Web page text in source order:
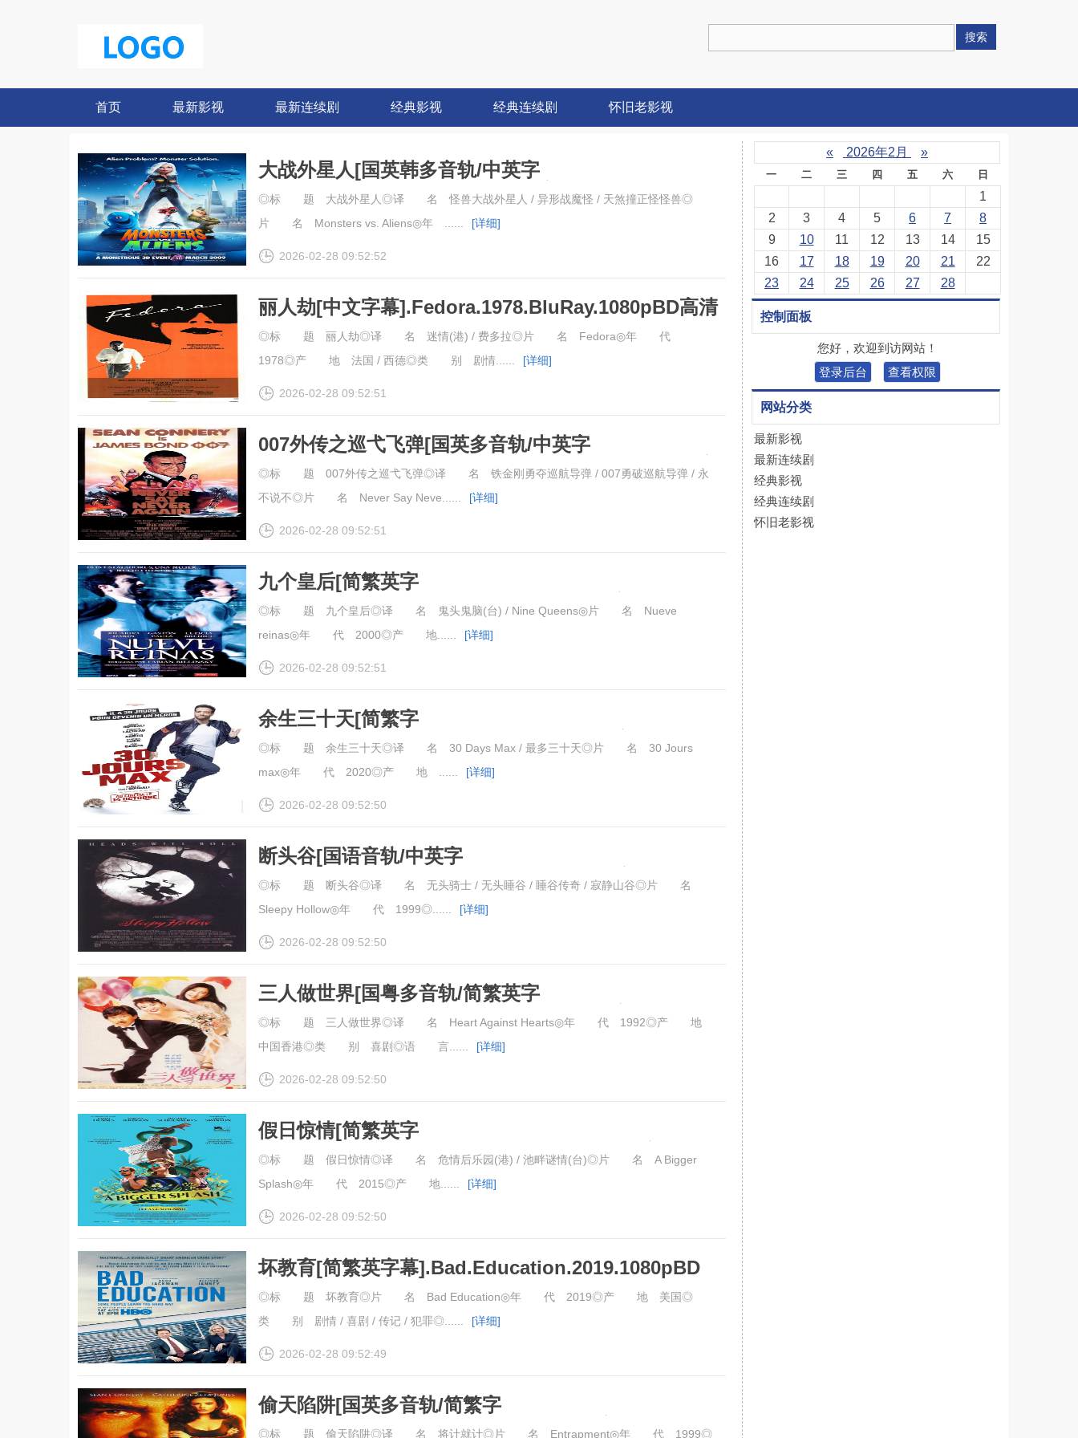
搜索
首页 最新影视 最新连续剧 经典影视 经典连续剧 怀旧老影视
大战外星人[国英韩多音轨/中英字
幕].Monsters.vs.Aliens.2009BD高清
◎标 题 大战外星人◎译 名 怪兽大战外星人 / 异形战魔怪 / 天煞撞正怪怪兽◎
片 名 Monsters vs. Aliens◎年 ......
[详细]
2026-02-28 09:52:52
丽人劫[中文字幕].Fedora.1978.BluRay.1080pBD高清
◎标 题 丽人劫◎译 名 迷情(港) / 费多拉◎片 名 Fedora◎年 代
1978◎产 地 法国 / 西德◎类 别 剧情......
[详细]
2026-02-28 09:52:51
007外传之巡弋飞弹[国英多音轨/中英字
幕].Never.Say.Never.Again.1983.BluRay.1080pBD高
清
◎标 题 007外传之巡弋飞弹◎译 名 铁金刚勇夺巡航导弹 / 007勇破巡航导弹 / 永
不说不◎片 名 Never Say Neve......
[详细]
2026-02-28 09:52:51
九个皇后[简繁英字
幕].Nine.Queens.2000.BluRay.1080pBD高清
◎标 题 九个皇后◎译 名 鬼头鬼脑(台) / Nine Queens◎片 名 Nueve
reinas◎年 代 2000◎产 地......
[详细]
2026-02-28 09:52:51
余生三十天[简繁字
幕].30.Jours.Max.2020.BluRay.1080pBD高清
◎标 题 余生三十天◎译 名 30 Days Max / 最多三十天◎片 名 30 Jours
max◎年 代 2020◎产 地 ......
[详细]
2026-02-28 09:52:50
断头谷[国语音轨/中英字
幕].Sleepy.Hollow.1999.Bluray.1080pBD高清
◎标 题 断头谷◎译 名 无头骑士 / 无头睡谷 / 睡谷传奇 / 寂静山谷◎片 名
Sleepy Hollow◎年 代 1999◎......
[详细]
2026-02-28 09:52:50
三人做世界[国粤多音轨/简繁英字
幕].Heart.Against.Hearts.1992.1080pBD高清
◎标 题 三人做世界◎译 名 Heart Against Hearts◎年 代 1992◎产 地
中国香港◎类 别 喜剧◎语 言......
[详细]
2026-02-28 09:52:50
假日惊情[简繁英字
幕].A.Bigger.Splash.2015.BluRay.1080pBD高清
◎标 题 假日惊情◎译 名 危情后乐园(港) / 池畔谜情(台)◎片 名 A Bigger
Splash◎年 代 2015◎产 地......
[详细]
2026-02-28 09:52:50
坏教育[简繁英字幕].Bad.Education.2019.1080pBD
高清
◎标 题 坏教育◎片 名 Bad Education◎年 代 2019◎产 地 美国◎
类 别 剧情 / 喜剧 / 传记 / 犯罪◎......
[详细]
2026-02-28 09:52:49
偷天陷阱[国英多音轨/简繁字
幕].Entrapment.1999.Bluray.1080P.BD高清
◎标 题 偷天陷阱◎译 名 将计就计◎片 名 Entrapment◎年 代 1999◎
« 2026年2月 »
一 二 三 四 五 六 日
1
2
3 4 5 6 7
8
9
10 11 12 13 14
15
16
17 18 19 20 21
22
23
24 25 26 27 28
控制面板
您好，欢迎到访网站！
登录后台
查看权限
网站分类
最新影视
最新连续剧
经典影视
经典连续剧
怀旧老影视